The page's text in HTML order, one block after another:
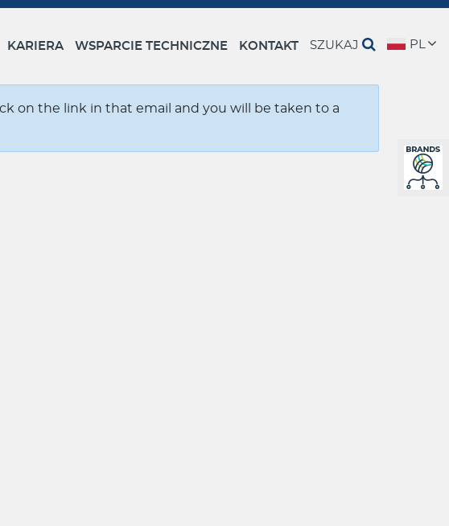
KARIERA WSPARCIE TECHNICZNE KONTAKT SZUKAJ PL
on the link in that email and you will be taken to a